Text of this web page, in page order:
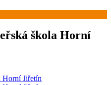
škola Horní